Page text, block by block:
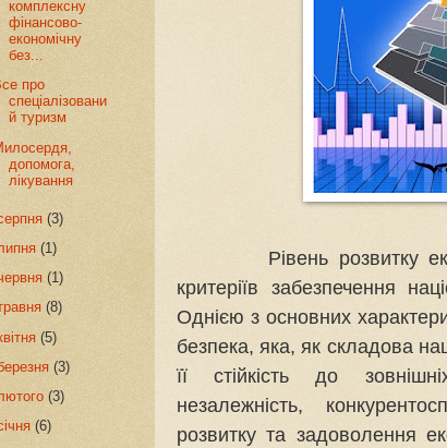
Рівень розвитку
критеріїв забезпечення
Однією з основних
безпека, яка, як складова
її стійкість до
незалежність,
розвитку та задоволення
комплексну
фінансово-
економічну
без...
про
спеціалізовани
й туризм
допомога,
лікування
(3)
(1)
(1)
(8)
(5)
(3)
(3)
(6)